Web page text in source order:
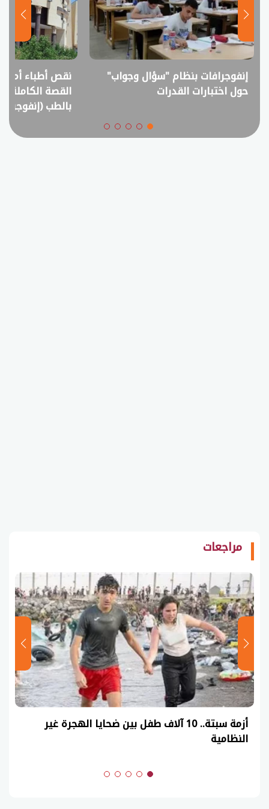
نقص أطباء أم فائض خريجين؟..
القصة الكاملة لمقترح خفض القبول
انفوجراف..
في امتحانات
مراجعات
عاجل| نموذج حل امتحان أحياء ثانوية عامة 2026
(السنوات الماضية)